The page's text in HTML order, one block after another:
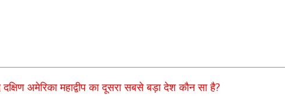
अमेरिका महाद्वीप का दूसरा सबसे बड़ा देश कौन सा है?